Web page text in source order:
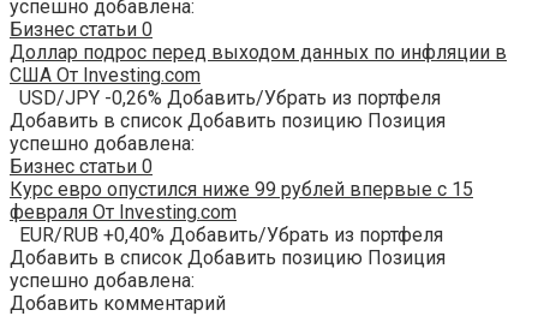
успешно добавлена:
Бизнес статьи 0
Доллар подрос перед выходом данных по инфляции в
США От Investing.com
USD/JPY -0,26% Добавить/Убрать из портфеля
Добавить в список Добавить позицию Позиция
успешно добавлена:
Бизнес статьи 0
Курс евро опустился ниже 99 рублей впервые с 15
февраля От Investing.com
EUR/RUB +0,40% Добавить/Убрать из портфеля
Добавить в список Добавить позицию Позиция
успешно добавлена:
Добавить комментарий